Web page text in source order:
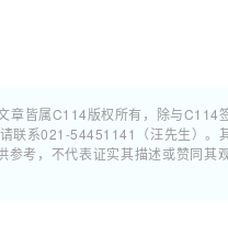
皆属C114版权所有，除与C114
联系021-54451141（汪先生）。
考，不代表证实其描述或赞同其